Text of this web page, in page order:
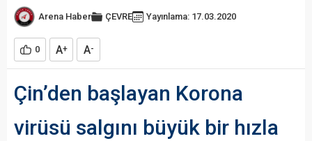
Arena Haber ÇEVRE Yayınlama: 17.03.2020
0 A+ A-
Çin’den başlayan Korona
virüsü salgını büyük bir hızla